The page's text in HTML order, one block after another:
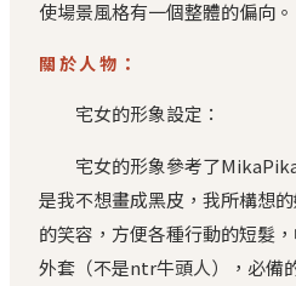
使場景風格有一個整體的偏向。
關於人物：
宅女的形象設定：
宅女的形象參考了
是我不想畫成黑皮，我所構想
的笑容，方便各種行動的短髮
外套（不是ntr牛頭人），必備